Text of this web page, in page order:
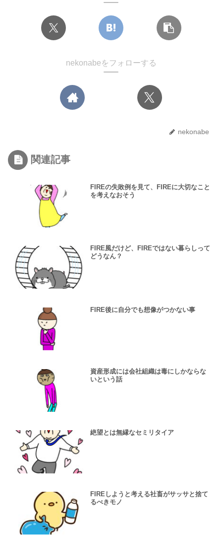
nekonabeをフォローする
nekonabe
関連記事
FIREの失敗例を見て、FIREに大切なこと
を考えなおそう
FIRE風だけど、FIREではない暮らしって
どうなん？
FIRE後に自分でも想像がつかない事
資産形成には会社組織は毒にしかならな
いという話
絶望とは無縁なセミリタイア
FIREしようと考える社畜がサッサと捨て
るべきモノ